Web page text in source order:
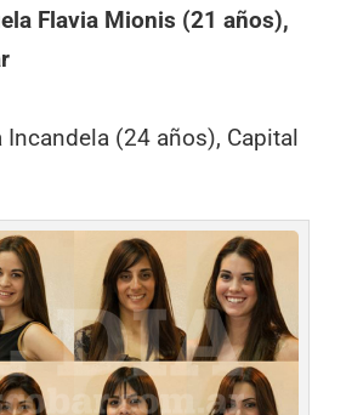
Flavia Mionis (21 años),
Incandela (24 años), Capital